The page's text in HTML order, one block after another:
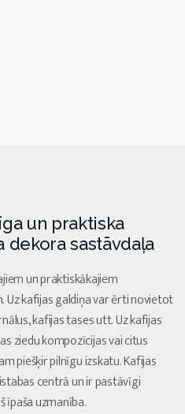
un praktiska
dekora sastāvdaļa
un praktiskākajiem
kafijas galdiņa var ērti novietot
kafijas tases utt. Uz kafijas
ziedu kompozīcijas vai citus
piešķir pilnīgu izskatu. Kafijas
centrā un ir pastāvīgi
īpaša uzmanība.